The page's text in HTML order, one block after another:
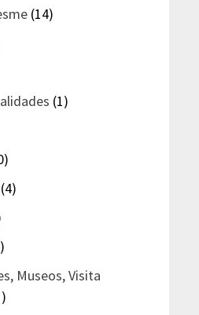
(14)
(1)
(4)
Museos, Visita